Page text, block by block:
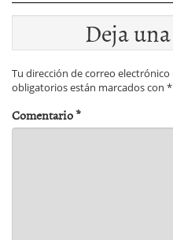
Deja
Tu dirección de correo
obligatorios están marcados con *
Comentario*